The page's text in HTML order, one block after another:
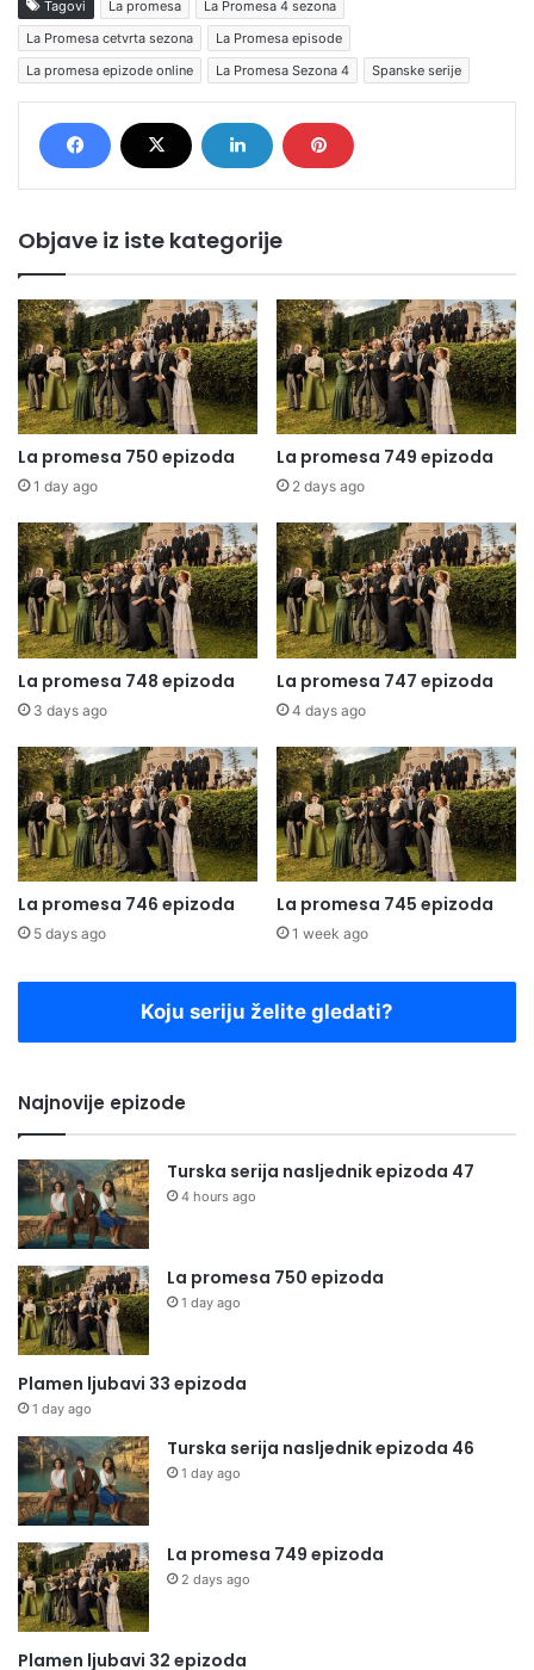
Tagovi La promesa
La Promesa 4 sezona
La Promesa cetvrta sezona
La Promesa episode
La promesa epizode online
La Promesa Sezona 4 Spanske serije
Objave iz iste kategorije
La promesa 750 epizoda
1 day ago
La promesa 749 epizoda
2 days ago
La promesa 748 epizoda
3 days ago
La promesa 747 epizoda
4 days ago
La promesa 746 epizoda
5 days ago
La promesa 745 epizoda
1 week ago
Koju seriju želite gledati?
Najnovije epizode
Turska serija nasljednik epizoda 47
4 hours ago
La promesa 750 epizoda
1 day ago
Plamen ljubavi 33 epizoda
1 day ago
Turska serija nasljednik epizoda 46
1 day ago
La promesa 749 epizoda
2 days ago
Plamen ljubavi 32 epizoda